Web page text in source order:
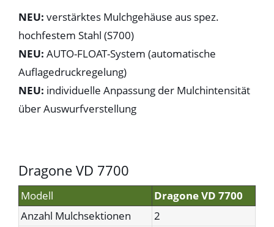
NEU: verstärktes Mulchgehäuse aus spez.
hochfestem Stahl (S700)
NEU: AUTO-FLOAT-System (automatische
Auflagedruckregelung)
NEU: individuelle Anpassung der Mulchintensität
über Auswurfverstellung
Dragone VD 7700
Modell
Dragone VD 7700
Anzahl Mulchsektionen
2